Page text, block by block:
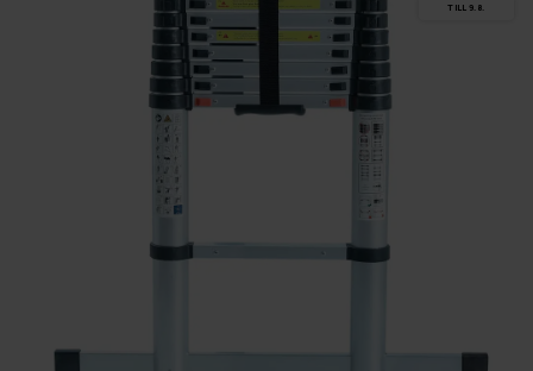
TILL 9.8.